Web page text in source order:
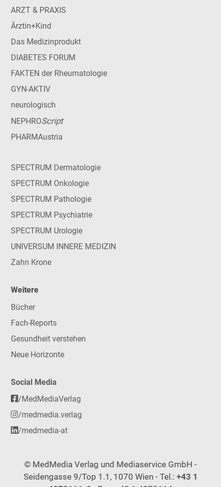
ARZT & PRAXIS
Ärztin+Kind
Das Medizinprodukt
DIABETES FORUM
FAKTEN der Rheumatologie
GYN-AKTIV
neurologisch
NEPHROScript
PHARMAustria
SPECTRUM Dermatologie
SPECTRUM Onkologie
SPECTRUM Pathologie
SPECTRUM Psychiatrie
SPECTRUM Urologie
UNIVERSUM INNERE MEDIZIN
Zahn Krone
Weitere
Bücher
Fach-Reports
Gesundheit verstehen
Neue Horizonte
Social Media
/MedMediaVerlag
/medmedia.verlag
/medmedia-at
© MedMedia Verlag und Mediaservice GmbH -
Seidengasse 9/Top 1.1, 1070 Wien - Tel.: +43 1